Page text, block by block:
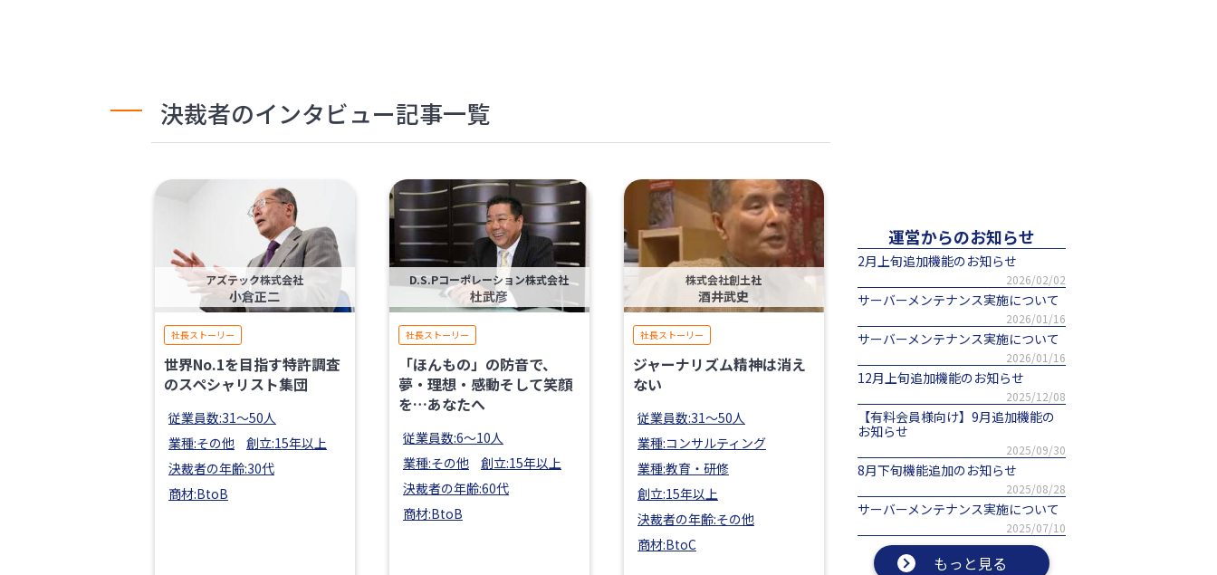
決裁者のインタビュー記事一覧
アズテック株式会社
小倉正二
社長ストーリー
世界No.1を目指す特許調査
のスペシャリスト集団
従業員数:31〜50人
業種:その他
創立:15年以上
決裁者の年齢:30代
商材:BtoB
D.S.Pコーポレーション株式会社
杜武彦
社長ストーリー
「ほんもの」の防音で、
夢・理想・感動そして笑顔
を…あなたへ
従業員数:6～10人
業種:その他
創立:15年以上
決裁者の年齢:60代
商材:BtoB
株式会社創土社
酒井武史
社長ストーリー
ジャーナリズム精神は消え
ない
従業員数:31〜50人
業種:コンサルティング
業種:教育・研修
創立:15年以上
決裁者の年齢:その他
商材:BtoC
運営からのお知らせ
2月上旬追加機能のお知らせ
2026/02/02
サーバーメンテナンス実施について
2026/01/16
サーバーメンテナンス実施について
2026/01/16
12月上旬追加機能のお知らせ
2025/12/08
【有料会員様向け】9月追加機能の
お知らせ
2025/09/30
8月下旬機能追加のお知らせ
2025/08/28
サーバーメンテナンス実施について
2025/07/10
もっと見る